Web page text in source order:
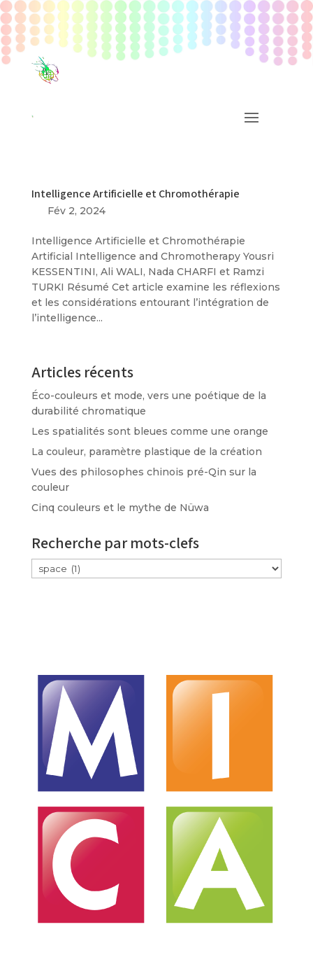
Intelligence Artificielle et Chromothérapie
Fév 2, 2024
Intelligence Artificielle et Chromothérapie
Artificial Intelligence and Chromotherapy Yousri
KESSENTINI, Ali WALI, Nada CHARFI et Ramzi
TURKI Résumé Cet article examine les réflexions
et les considérations entourant l’intégration de
l’intelligence...
Articles récents
Éco-couleurs et mode, vers une poétique de la
durabilité chromatique
Les spatialités sont bleues comme une orange
La couleur, paramètre plastique de la création
Vues des philosophes chinois pré-Qin sur la
couleur
Cinq couleurs et le mythe de Nüwa
Recherche par mots-clefs
Étiquettes